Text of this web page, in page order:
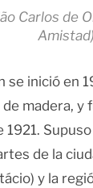
Carlos de
se inició en
madera, y
1921.
de la
y la